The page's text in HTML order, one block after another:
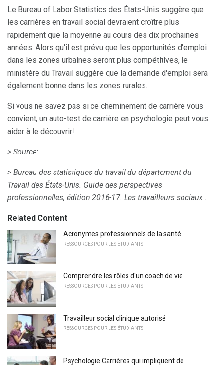
Le Bureau of Labor Statistics des États-Unis suggère que
les carrières en travail social devraient croître plus
rapidement que la moyenne au cours des dix prochaines
années. Alors qu'il est prévu que les opportunités d'emploi
dans les zones urbaines seront plus compétitives, le
ministère du Travail suggère que la demande d'emploi sera
également bonne dans les zones rurales.
Si vous ne savez pas si ce cheminement de carrière vous
convient, un auto-test de carrière en psychologie peut vous
aider à le découvrir!
> Source:
> Bureau des statistiques du travail du département du
Travail des États-Unis. Guide des perspectives
professionnelles, édition 2016-17. Les travailleurs sociaux .
Related Content
Acronymes professionnels de la santé
RESSOURCES POUR LES ÉTUDIANTS
Comprendre les rôles d'un coach de vie
RESSOURCES POUR LES ÉTUDIANTS
Travailleur social clinique autorisé
RESSOURCES POUR LES ÉTUDIANTS
Psychologie Carrières qui impliquent de